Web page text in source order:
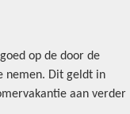
op de door de
nemen. Dit geldt in
aan verder